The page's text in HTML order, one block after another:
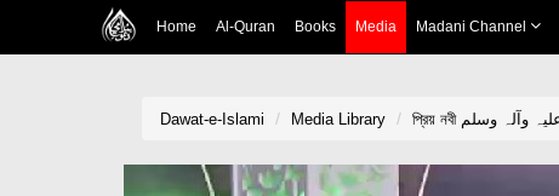
Home Al-Quran Books Media Madani Channel
Dawat-e-Islami Media Library